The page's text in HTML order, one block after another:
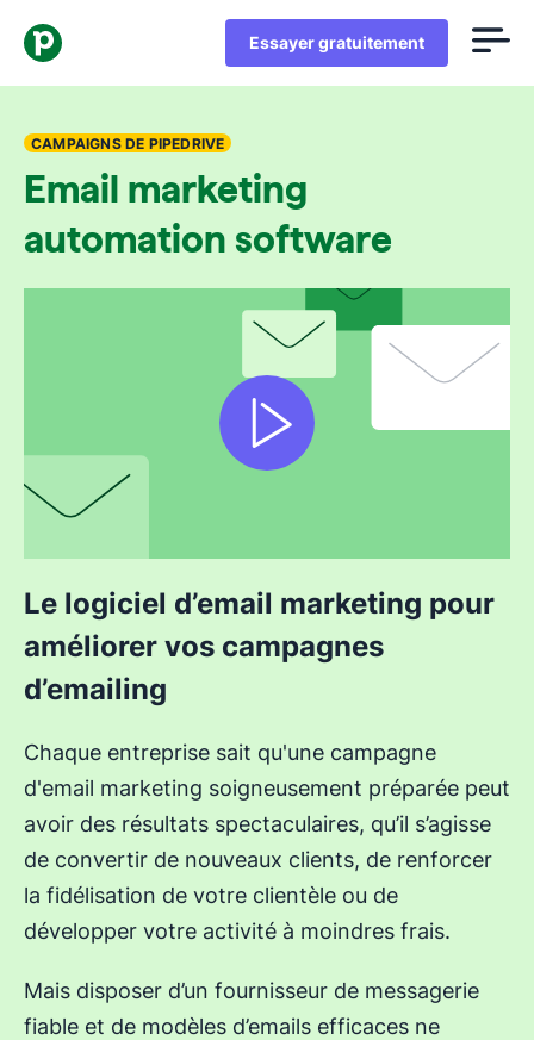
Essayer gratuitement
CAMPAIGNS DE PIPEDRIVE
Email marketing
automation software
Le logiciel d’email marketing pour
améliorer vos campagnes
d’emailing
Chaque entreprise sait qu'une campagne
d'email marketing soigneusement préparée peut
avoir des résultats spectaculaires, qu’il s’agisse
de convertir de nouveaux clients, de renforcer
la fidélisation de votre clientèle ou de
développer votre activité à moindres frais.
Mais disposer d’un fournisseur de messagerie
fiable et de modèles d’emails efficaces ne